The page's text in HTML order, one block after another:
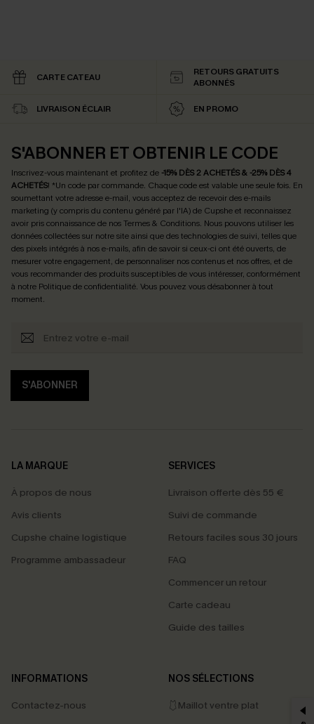
CARTE CATEAU
RETOURS GRATUITS
ABONNÉS
LIVRAISON ÉCLAIR EN PROMO
S'ABONNER ET OBTENIR LE CODE
Inscrivez-vous maintenant et profitez de -15% DÈS 2 ACHETÉS & -25% DÈS 4
ACHETÉS! *Un code par commande. Chaque code est valable une seule fois. En
soumettant votre adresse e-mail, vous acceptez de recevoir des e-mails
marketing (y compris du contenu généré par l'IA) de Cupshe et reconnaissez
avoir pris connaissance de nosTermes & Conditions. Nous pouvons utiliser les
données collectées sur notre site ainsi que des technologies de suivi, telles que
des pixels intégrés à nos e-mails, afin de savoir si ceux-ci ont été ouverts, de
mesurer votre engagement, de personnaliser nos contenus et nos offres, et de
vous recommander des produits susceptibles de vous intéresser, conformément
à notre Politique de confidentialité. Vous pouvez vous désabonner à tout
moment.
S'ABONNER
LA MARQUE
À propos de nous
Avis clients
Cupshe chaîne logistique
Programme ambassadeur
SERVICES
Livraison offerte dès 55 €
Suivi de commande
Retours faciles sous 30 jours
FAQ
Commencer un retour
Carte cadeau
Guide des tailles
INFORMATIONS
Contactez-nous
NOS SÉLECTIONS
🩱Maillot ventre plat
PROFITEZ DE -15%
-15% dès 2 Achetés par E-mail